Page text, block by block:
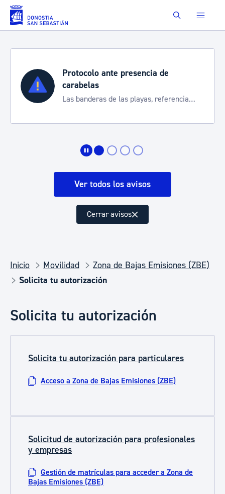
Saltar al contenido principal Buscar
Protocolo ante presencia de
carabelas
Las banderas de las playas, referencia
Ver todos los avisos
Cerrar avisos
Inicio Movilidad
Zona de Bajas Emisiones (ZBE)
Solicita tu autorización
Solicita tu autorización
Solicita tu autorización para particulares
Acceso a Zona de Bajas Emisiones (ZBE)
Solicitud de autorización para profesionales
y empresas
Gestión de matrículas para acceder a Zona de
Bajas Emisiones (ZBE)